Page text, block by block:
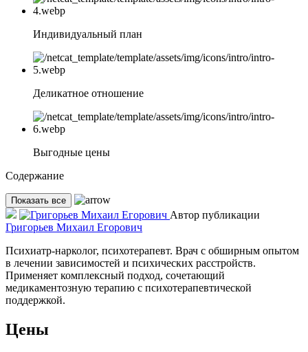
Индивидуальный план
Деликатное отношение
Выгодные цены
Содержание
Показать все
Автор публикации
Григорьев Михаил Егорович
Психиатр-нарколог, психотерапевт. Врач с обширным опытом
в лечении зависимостей и психических расстройств.
Применяет комплексный подход, сочетающий
медикаментозную терапию с психотерапевтической
поддержкой.
Цены